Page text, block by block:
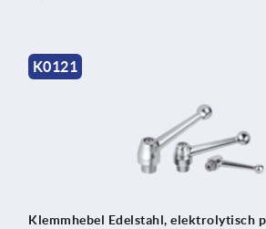
K0121
Klemmhebel Edelstahl, elektrolytisch